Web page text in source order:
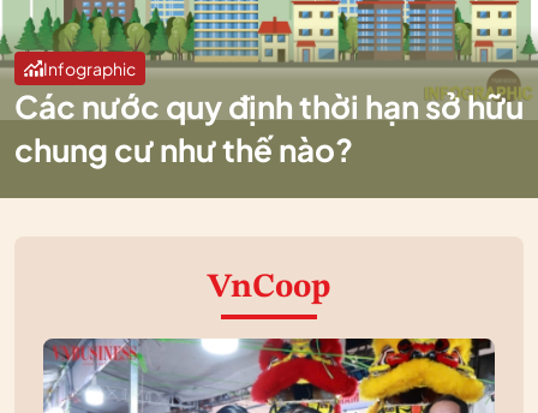
Infographic
Các nước quy định thời hạn sở hữu
chung cư như thế nào?
VnCoop